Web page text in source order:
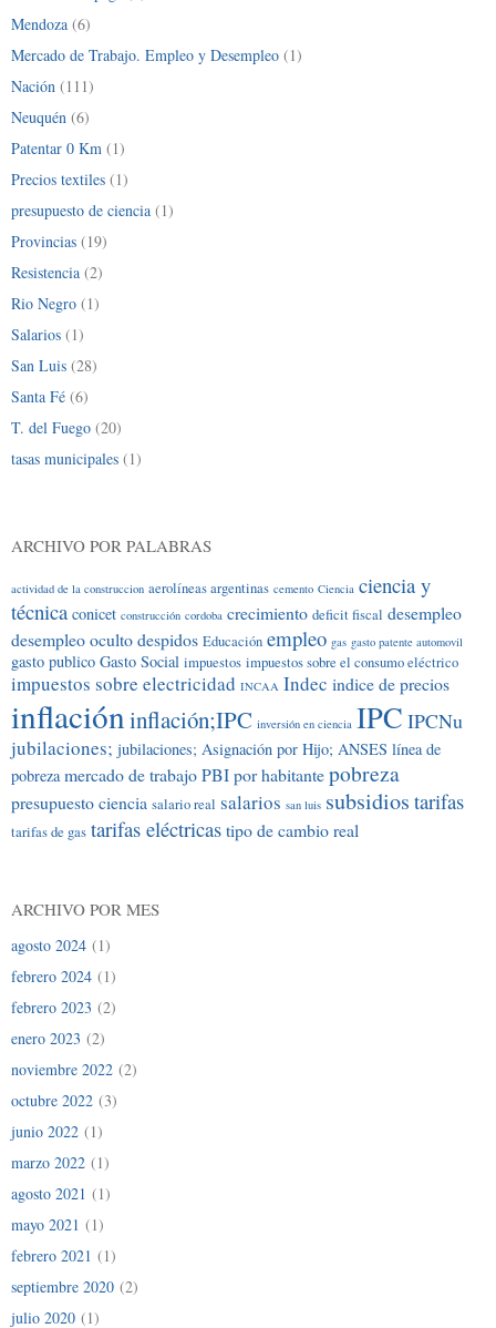
Mendoza (6)
Mercado de Trabajo. Empleo y Desempleo (1)
Nación (111)
Neuquén (6)
Patentar 0 Km (1)
Precios textiles (1)
presupuesto de ciencia (1)
Provincias (19)
Resistencia (2)
Rio Negro (1)
Salarios (1)
San Luis (28)
Santa Fé (6)
T. del Fuego (20)
tasas municipales (1)
ARCHIVO POR PALABRAS
actividad de la construccion aerolíneas argentinas cemento Ciencia ciencia y
técnica conicet construcción cordoba crecimiento deficit fiscal desempleo
desempleo ocultodespidos Educación empleo gas gasto patente automovil
gasto publico Gasto Social impuestos impuestos sobre el consumo eléctrico
impuestos sobre electricidad INCAA Indec indice de precios
inflacióninflación;IPC inversión en ciencia IPC IPCNu
jubilaciones; jubilaciones; Asignación por Hijo; ANSES línea de
pobreza mercado de trabajoPBI por habitantepobreza
presupuesto ciencia salario real salarios san luis subsidios tarifas
tarifas de gas tarifas eléctricastipo de cambio real
ARCHIVO POR MES
agosto 2024 (1)
febrero 2024 (1)
febrero 2023 (2)
enero 2023 (2)
noviembre 2022 (2)
octubre 2022 (3)
junio 2022 (1)
marzo 2022 (1)
agosto 2021 (1)
mayo 2021 (1)
febrero 2021 (1)
septiembre 2020 (2)
julio 2020 (1)